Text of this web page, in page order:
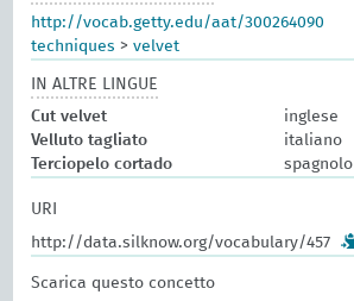
http://vocab.getty.edu/aat/300264090
techniques >velvet
IN ALTRE LINGUE
Cut velvet
inglese
Velluto tagliato
italiano
Terciopelo cortado
spagnolo
URI
http://data.silknow.org/vocabulary/457
Scarica questo concetto